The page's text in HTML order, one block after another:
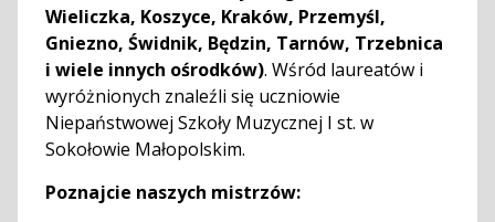
Wieliczka, Koszyce, Kraków, Przemyśl,
Gniezno, Świdnik, Będzin, Tarnów, Trzebnica
i wiele innych ośrodków). Wśród laureatów i
wyróżnionych znaleźli się uczniowie
Niepaństwowej Szkoły Muzycznej I st. w
Sokołowie Małopolskim.
Poznajcie naszych mistrzów: